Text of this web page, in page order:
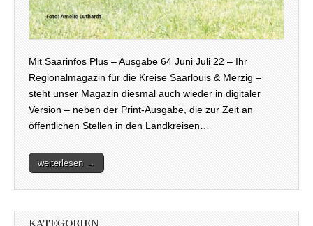
Mit Saarinfos Plus – Ausgabe 64 Juni Juli 22 – Ihr
Regionalmagazin für die Kreise Saarlouis & Merzig –
steht unser Magazin diesmal auch wieder in digitaler
Version – neben der Print-Ausgabe, die zur Zeit an
öffentlichen Stellen in den Landkreisen…
weiterlesen →
KATEGORIEN